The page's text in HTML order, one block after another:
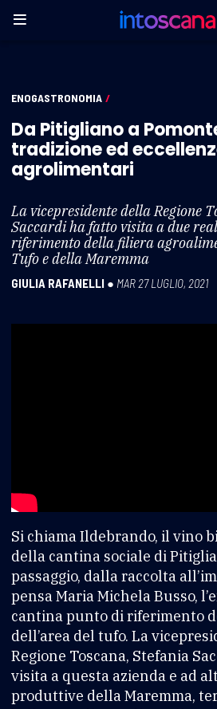
ENOGASTRONOMIA /
Da Pitigliano a
tradizione ed
agrolimentari
La vicepresidente della Regione
Saccardi ha fatto visita a due
riferimento della filiera
Tufo e della Maremma
GIULIA RAFANELLI ● MAR 27 LUGLIO, 2021
Si chiama Ildebrando, il vino
della cantina sociale di
passaggio, dalla raccolta
pensa Maria Michela Busso,
cantina punto di riferimento
dell’area del tufo. La
Regione Toscana, Stefania
visita a questa azienda e ad
produttive della Maremma,